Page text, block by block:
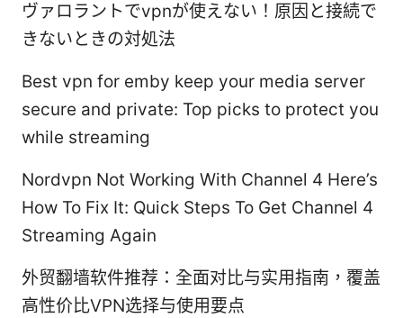
ヴァロラントでvpnが使えない！原因と接続で
きないときの対処法
Best vpn for emby keep your media server
secure and private: Top picks to protect you
while streaming
Nordvpn Not Working With Channel 4 Here’s
How To Fix It: Quick Steps To Get Channel 4
Streaming Again
外贸翻墙软件推荐：全面对比与实用指南，覆盖
高性价比VPN选择与使用要点